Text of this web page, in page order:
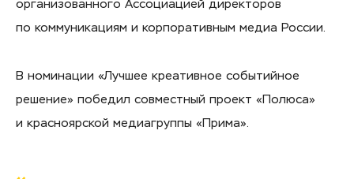
организованного Ассоциацией директоров
по коммуникациям и корпоративным медиа России.
В номинации «Лучшее креативное событийное
решение» победил совместный проект «Полюса»
и красноярской медиагруппы «Прима».